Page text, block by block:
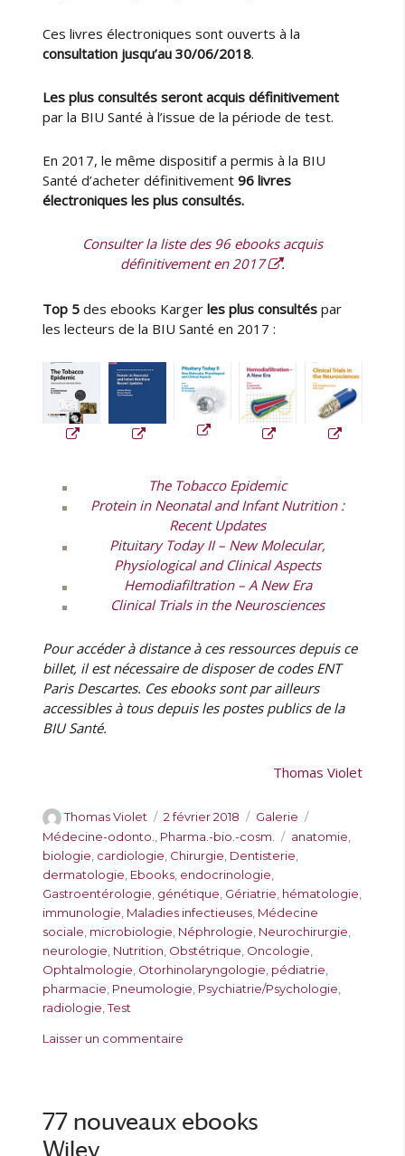
Ces livres électroniques sont ouverts à la
consultation jusqu’au 30/06/2018.
Les plus consultés seront acquis définitivement
par la BIU Santé à l’issue de la période de test.
En 2017, le même dispositif a permis à la BIU
Santé d’acheter définitivement96 livres
électroniques les plus consultés.
Consulter la liste des 96 ebooks acquis
définitivement en 2017
.
Top 5 des ebooks Kargerles plus consultés par
les lecteurs de la BIU Santé en 2017 :
The Tobacco Epidemic
Protein in Neonatal and Infant Nutrition :
Recent Updates
Pituitary Today II – New Molecular,
Physiological and Clinical Aspects
Hemodiafiltration – A New Era
Clinical Trials in the Neurosciences
Pour accéder à distance à ces ressources depuis ce
billet, il est nécessaire de disposer de codes ENT
Paris Descartes. Ces ebooks sont par ailleurs
accessibles à tous depuis les postes publics de la
BIU Santé.
Thomas Violet
A
u
t
e
u
r
Thomas Violet
P
u
b
l
i
é
l
e
2 février 2018
F
o
r
m
a
t
Galerie
a
g
o
r
e
s
Médecine-odonto. Pharma.-bio.-cosm.
É
t
q
u
e
t
t
e
anatomie
biologie cardiologie Chirurgie Dentisterie
dermatologie Ebooks endocrinologie
Gastroentérologie génétique Gériatrie hématologie
immunologie Maladies infectieuses Médecine
sociale microbiologie Néphrologie Neurochirurgie
neurologie Nutrition Obstétrique Oncologie
Ophtalmologie Otorhinolaryngologie pédiatrie
pharmacie Pneumologie Psychiatrie/Psychologie
radiologie ,Test
Laisser un commentaire
u
77 nouveaux ebooks
Wiley